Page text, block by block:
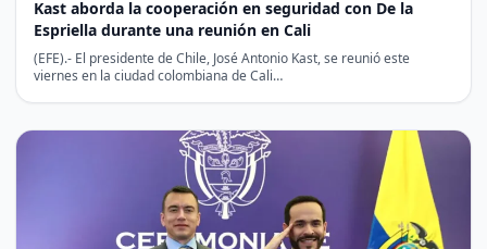
Kast aborda la cooperación en seguridad con De la
Espriella durante una reunión en Cali
(EFE).- El presidente de Chile, José Antonio Kast, se reunió este
viernes en la ciudad colombiana de Cali…